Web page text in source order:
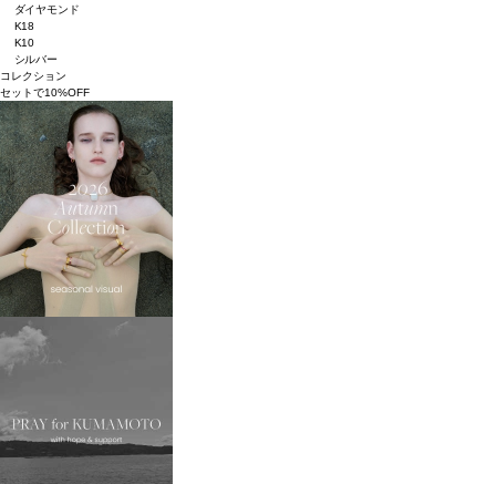
ダイヤモンド
K18
K10
シルバー
コレクション
セットで10%OFF